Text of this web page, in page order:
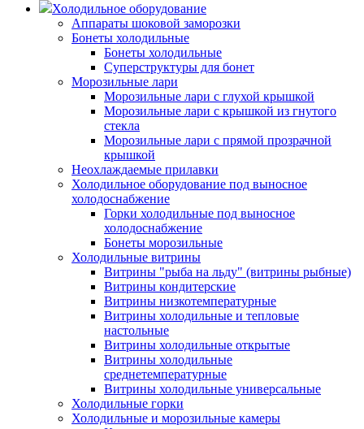
Холодильное оборудование
Аппараты шоковой заморозки
Бонеты холодильные
Бонеты холодильные
Суперструктуры для бонет
Морозильные лари
Морозильные лари с глухой крышкой
Морозильные лари с крышкой из гнутого
стекла
Морозильные лари с прямой прозрачной
крышкой
Неохлаждаемые прилавки
Холодильное оборудование под выносное
холодоснабжение
Горки холодильные под выносное
холодоснабжение
Бонеты морозильные
Холодильные витрины
Витрины "рыба на льду" (витрины рыбные)
Витрины кондитерские
Витрины низкотемпературные
Витрины холодильные и тепловые
настольные
Витрины холодильные открытые
Витрины холодильные
среднетемпературные
Витрины холодильные универсальные
Холодильные горки
Холодильные и морозильные камеры